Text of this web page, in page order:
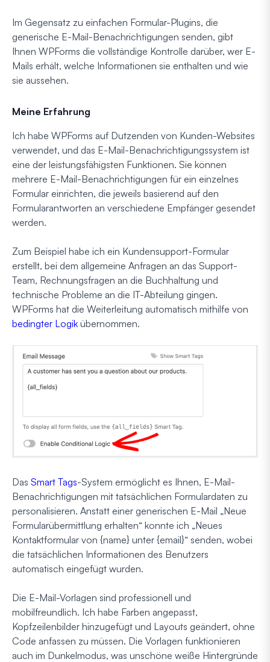
Im Gegensatz zu einfachen Formular-Plugins, die
generische E-Mail-Benachrichtigungen senden, gibt
Ihnen WPForms die vollständige Kontrolle darüber, wer E-
Mails erhält, welche Informationen sie enthalten und wie
sie aussehen.
Meine Erfahrung
Ich habe WPForms auf Dutzenden von Kunden-Websites
verwendet, und das E-Mail-Benachrichtigungssystem ist
eine der leistungsfähigsten Funktionen. Sie können
mehrere E-Mail-Benachrichtigungen für ein einzelnes
Formular einrichten, die jeweils basierend auf den
Formularantworten an verschiedene Empfänger gesendet
werden.
Zum Beispiel habe ich ein Kundensupport-Formular
erstellt, bei dem allgemeine Anfragen an das Support-
Team, Rechnungsfragen an die Buchhaltung und
technische Probleme an die IT-Abteilung gingen.
WPForms hat die Weiterleitung automatisch mithilfe von
bedingter Logik übernommen.
Das Smart Tags-System ermöglicht es Ihnen, E-Mail-
Benachrichtigungen mit tatsächlichen Formulardaten zu
personalisieren. Anstatt einer generischen E-Mail „Neue
Formularübermittlung erhalten“ konnte ich „Neues
Kontaktformular von {name} unter {email}“ senden, wobei
die tatsächlichen Informationen des Benutzers
automatisch eingefügt wurden.
Die E-Mail-Vorlagen sind professionell und
mobilfreundlich. Ich habe Farben angepasst,
Kopfzeilenbilder hinzugefügt und Layouts geändert, ohne
Code anfassen zu müssen. Die Vorlagen funktionieren
auch im Dunkelmodus, was unschöne weiße Hintergründe